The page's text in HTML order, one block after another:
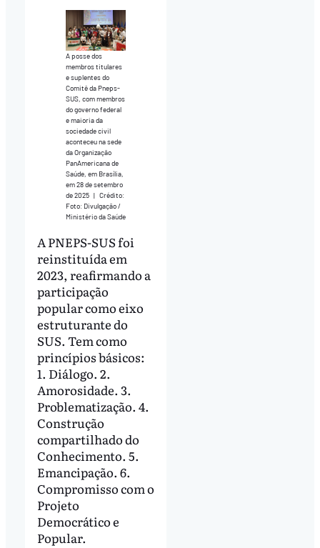
A posse dos
membros titulares
e suplentes do
Comitê da Pneps-
SUS, com membros
do governo federal
e maioria da
sociedade civil
aconteceu na sede
da Organização
PanAmericana de
Saúde, em Brasília,
em 28 de setembro
de 2025 | Crédito:
Foto: Divulgação /
Ministério da Saúde
A PNEPS-SUS foi
reinstituída em
2023, reafirmando a
participação
popular como eixo
estruturante do
SUS. Tem como
princípios básicos:
1. Diálogo. 2.
Amorosidade. 3.
Problematização. 4.
Construção
compartilhado do
Conhecimento. 5.
Emancipação. 6.
Compromisso com o
Projeto
Democrático e
Popular.